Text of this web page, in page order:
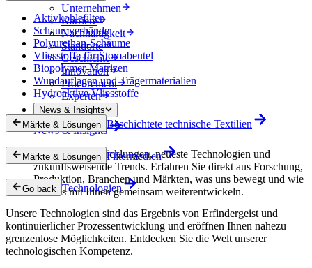
Unternehmen
Karriere
Nachhaltigkeit
Standorte
Geschichte
Innovation
Procurement
Experten
News & Insights
News & Insights
Innovative Entwicklungen, neueste Technologien und
zukunftsweisende Trends. Erfahren Sie direkt aus Forschung,
Produktion, Branchen und Märkten, was uns bewegt und wie
wir uns mit Ihnen gemeinsam weiterentwickeln.
Aktivkohlefilter
Schaumverbände
Polyurethan-Schäume
Vliesstoffe für Stomabeutel
Biopolymer-Matrizen
Wundauflagen und Trägermaterialien
Hydroaktive Vliesstoffe
Märkte & Lösungen Beschichtete technische Textilien
Märkte & Lösungen Filtermedien
Go back Technologien
Unsere Technologien sind das Ergebnis von Erfindergeist und
kontinuierlicher Prozessentwicklung und eröffnen Ihnen nahezu
grenzenlose Möglichkeiten. Entdecken Sie die Welt unserer
technologischen Kompetenz.